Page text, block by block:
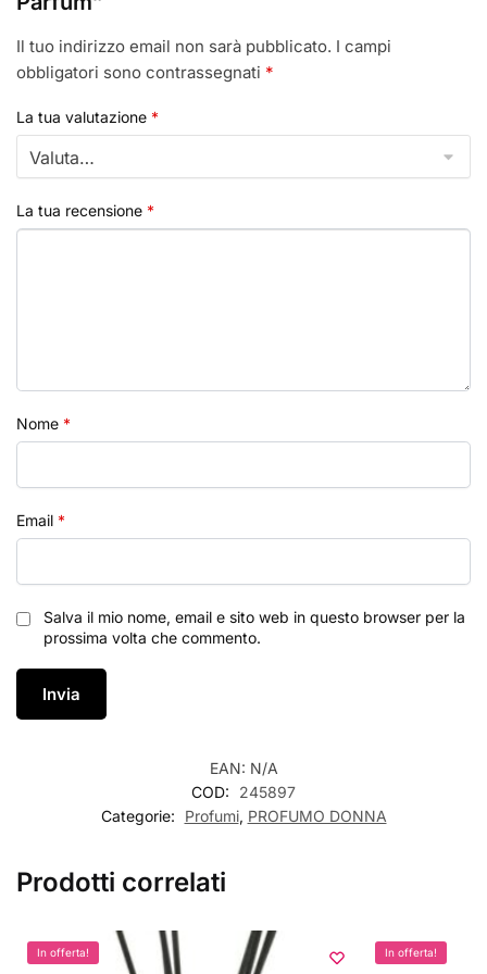
Il tuo indirizzo email non sarà pubblicato. I campi
obbligatori sono contrassegnati *
La tua valutazione *
La tua recensione *
Nome *
Email *
Salva il mio nome, email e sito web in questo browser per la
prossima volta che commento.
EAN: N/A
COD:
245897
Categorie:
Profumi, PROFUMO DONNA
Prodotti correlati
In offerta! In offerta!